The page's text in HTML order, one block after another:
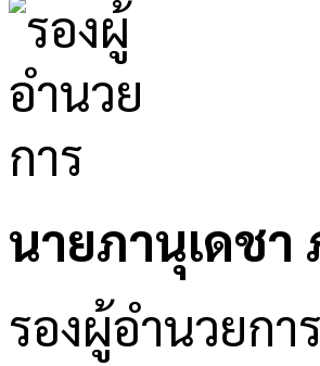
นายภานุเดชา
รองผู้อำนวยกา